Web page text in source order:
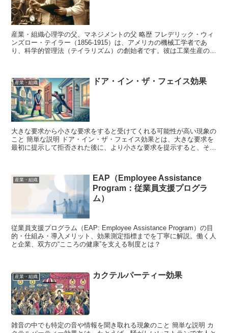
産業・組織心理学の父、マネジメントの父 略歴 フレデリック・ウィ
ンズロー・テイラー（1856-1915）は、アメリカの機械工学者であ
り、科学的管理法（テイラリズム）の創始者です。彼は工業生産の効
産業・組織 ドア・イン・ザ・フェイス効果
大きな要求から小さな要求をすると受けてくれる可能性が高い現象の
こと 簡単な説明 ドア・イン・ザ・フェイス効果とは、大きな要求を
最初に提示して拒否された後に、より小さな要求を提示すると、その
産業・組織
EAP（Employee Assistance
Program：従業員支援プログラ
ム）
従業員支援プログラム（EAP: Employee Assistance Program）の目
的・仕組み・導入メリット、効果測定指標までを丁寧に解説。働く人
と企業、双方の“こころの健康”を支える制度とは？
産業・組織 カクテルパーティー効果
雑音の中でも特定の音や情報を聞き取れる現象のこと 簡単な説明 カ